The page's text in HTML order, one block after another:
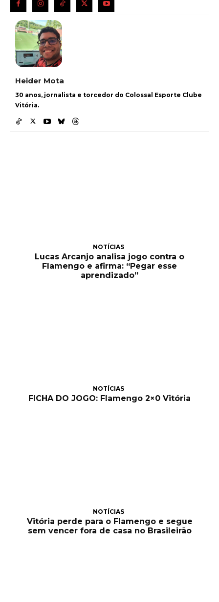
Heider Mota
30 anos, jornalista e torcedor do Colossal Esporte Clube
Vitória.
NOTÍCIAS
Lucas Arcanjo analisa jogo contra o
Flamengo e afirma: “Pegar esse
aprendizado”
NOTÍCIAS
FICHA DO JOGO: Flamengo 2×0 Vitória
NOTÍCIAS
Vitória perde para o Flamengo e segue
sem vencer fora de casa no Brasileirão